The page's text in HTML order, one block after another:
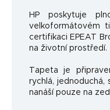
HP poskytuje
velkoformátovém
certifikaci EPEAT
na životní prostředí.
Tapeta je
rychlá, jednoduchá,
nanáší pouze na